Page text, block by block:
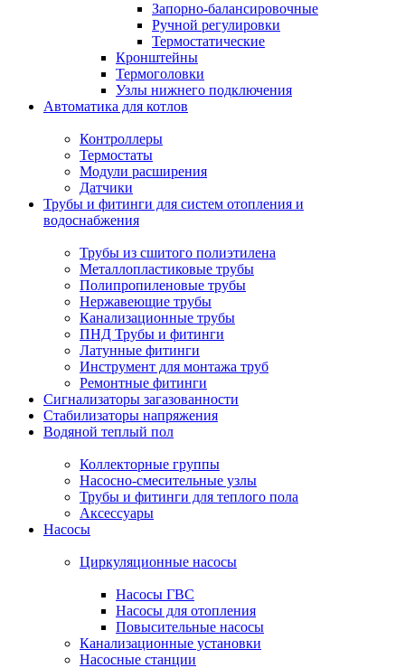
Запорно-балансировочные
Ручной регулировки
Термостатические
Кронштейны
Термоголовки
Узлы нижнего подключения
Автоматика для котлов
Контроллеры
Термостаты
Модули расширения
Датчики
Трубы и фитинги для систем отопления и
водоснабжения
Трубы из сшитого полиэтилена
Металлопластиковые трубы
Полипропиленовые трубы
Нержавеющие трубы
Канализационные трубы
ПНД Трубы и фитинги
Латунные фитинги
Инструмент для монтажа труб
Ремонтные фитинги
Сигнализаторы загазованности
Стабилизаторы напряжения
Водяной теплый пол
Коллекторные группы
Насосно-смесительные узлы
Трубы и фитинги для теплого пола
Аксессуары
Насосы
Циркуляционные насосы
Насосы ГВС
Насосы для отопления
Повысительные насосы
Канализационные установки
Насосные станции